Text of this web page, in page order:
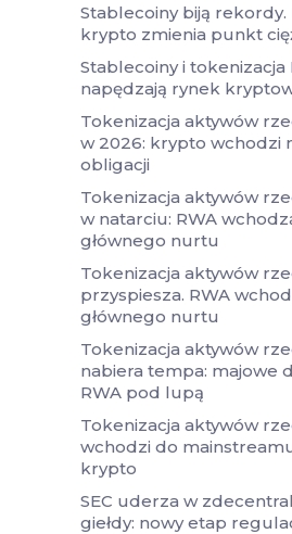
Stablecoiny biją rekordy.
krypto zmienia punkt
Stablecoiny i tokenizacja
napędzają rynek
Tokenizacja aktywów
w 2026: krypto wchodzi
obligacji
Tokenizacja aktywów
w natarciu: RWA
głównego nurtu
Tokenizacja aktywów
przyspiesza. RWA
głównego nurtu
Tokenizacja aktywów
nabiera tempa: majowe
RWA pod lupą
Tokenizacja aktywów
wchodzi do
krypto
SEC uderza w
giełdy: nowy etap